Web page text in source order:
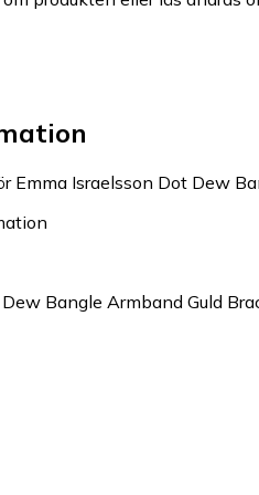
Emma Israelsson Dot Dew
Bangle Armband Guld